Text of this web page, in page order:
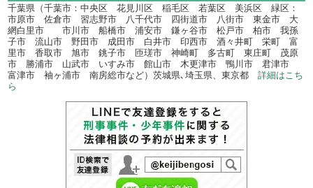
千葉県（千葉市：中央区 花見川区 稲毛区 若葉区 美浜区 緑区：
市原市 佐倉市 習志野市 八千代市 四街道市 八街市 東金市 大
網白里市 市川市 船橋市 浦安市 鎌ヶ谷市 松戸市 柏市 我孫
子市 流山市 野田市 成田市 白井市 印西市 酒々井町 栄町 富
里市 香取市 旭市 銚子市 匝瑳市 神崎町 多古町 東庄町 茂原
市 勝浦市 山武市 いすみ市 館山市 木更津市 鴨川市 君津市
富津市 袖ヶ浦市 南房総市など）茨城県､埼玉県、東京都詳細はこち
ら